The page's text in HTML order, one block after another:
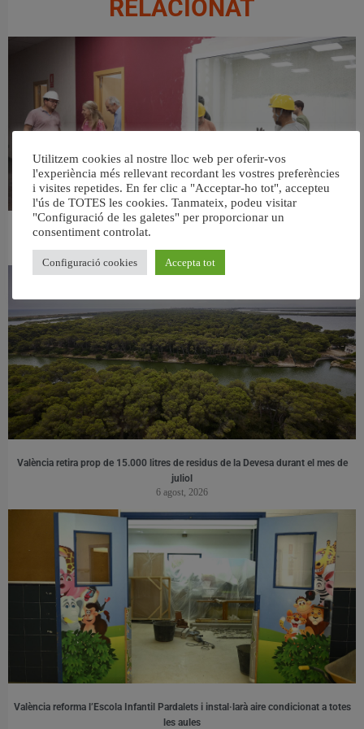
RELACIONAT
València ultima el nou centre per a persones majors del barri de Sant Antoni
6 agost, 2026
València retira prop de 15.000 litres de residus de la Devesa durant el mes de
juliol
6 agost, 2026
València reforma l’Escola Infantil Pardalets i instal·larà aire condicionat a totes
les aules
Utilitzem cookies al nostre lloc web per oferir-vos
l'experiència més rellevant recordant les vostres preferències
i visites repetides. En fer clic a "Acceptar-ho tot", accepteu
l'ús de TOTES les cookies. Tanmateix, podeu visitar
"Configuració de les galetes" per proporcionar un
consentiment controlat.
Configuració cookies Accepta tot